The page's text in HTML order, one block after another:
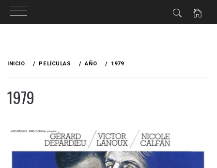
INICIO PELÍCULAS AÑO 1979
1979